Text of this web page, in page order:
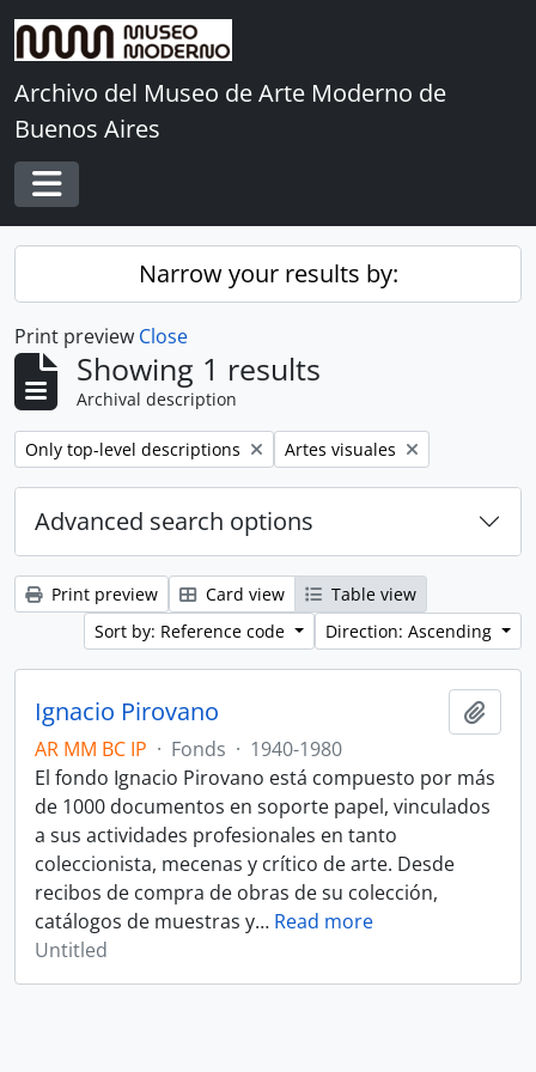
Skip to main content
Archivo del Museo de Arte Moderno de
Buenos Aires
Toggle navigation
Narrow your results by:
Print preview Close
Showing 1 results
Archival description
Remove filter:
Only top-level descriptions Remove filter:
Artes visuales
Advanced search options
Print preview Card view
Table view
Sort by: Reference code
Direction: Ascending
Ignacio Pirovano
AR MM BC IP · Fonds · 1940-1980
El fondo Ignacio Pirovano está compuesto por más
de 1000 documentos en soporte papel, vinculados
a sus actividades profesionales en tanto
coleccionista, mecenas y crítico de arte. Desde
recibos de compra de obras de su colección,
catálogos de muestras y… Read more
Untitled